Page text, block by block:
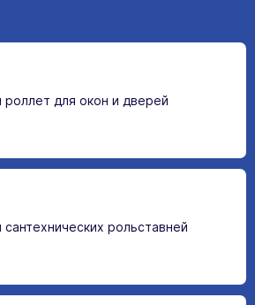
роллет для окон и дверей
рольставней